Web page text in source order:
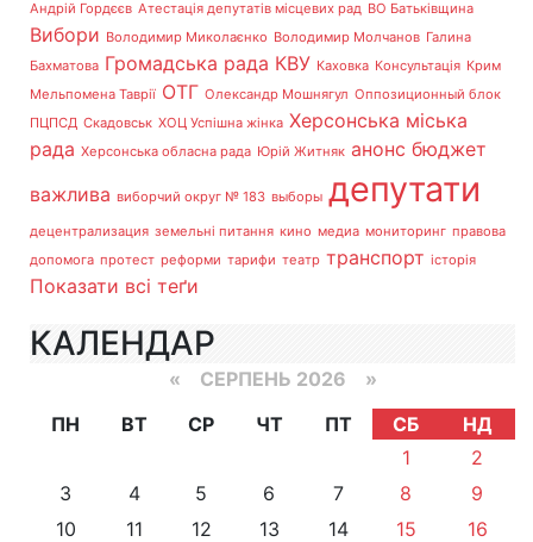
Андрій Гордєєв Атестація депутатів місцевих рад ВО Батьківщина
Вибори Володимир Миколаєнко Володимир Молчанов Галина
Бахматова Громадська рада КВУ Каховка Консультація Крим
Мельпомена Таврії ОТГ Олександр Мошнягул Оппозиционный блок
ПЦПСД Скадовськ ХОЦ Успішна жінка Херсонська міська
рада Херсонська обласна рада Юрій Житняк анонс бюджет
важлива виборчий округ № 183 выборы депутати
децентрализация земельні питання кино медиа мониторинг правова
допомога протест реформи тарифи театр транспорт історія
Показати всі теґи
КАЛЕНДАР
« СЕРПЕНЬ 2026 »
ПН
ВТ СР ЧТ ПТ СБ
НД
1
2
3
4 5 6 7 8
9
10
11 12 13 14 15
16